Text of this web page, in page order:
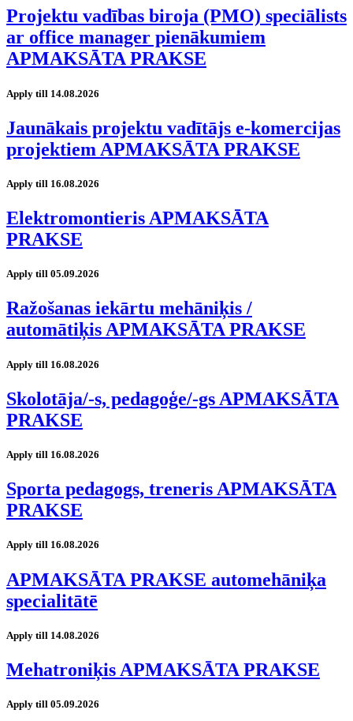
Projektu vadības biroja (PMO) speciālists
ar office manager pienākumiem
APMAKSĀTA PRAKSE
Apply till 14.08.2026
Jaunākais projektu vadītājs e-komercijas
projektiem APMAKSĀTA PRAKSE
Apply till 16.08.2026
Elektromontieris APMAKSĀTA
PRAKSE
Apply till 05.09.2026
Ražošanas iekārtu mehāniķis /
automātiķis APMAKSĀTA PRAKSE
Apply till 16.08.2026
Skolotāja/-s, pedagoģe/-gs APMAKSĀTA
PRAKSE
Apply till 16.08.2026
Sporta pedagogs, treneris APMAKSĀTA
PRAKSE
Apply till 16.08.2026
APMAKSĀTA PRAKSE automehāniķa
specialitātē
Apply till 14.08.2026
Mehatroniķis APMAKSĀTA PRAKSE
Apply till 05.09.2026